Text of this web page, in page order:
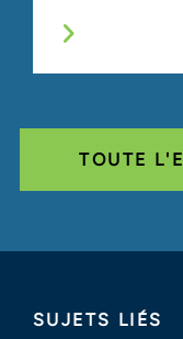
TOUTE
SUJETS LIÉS